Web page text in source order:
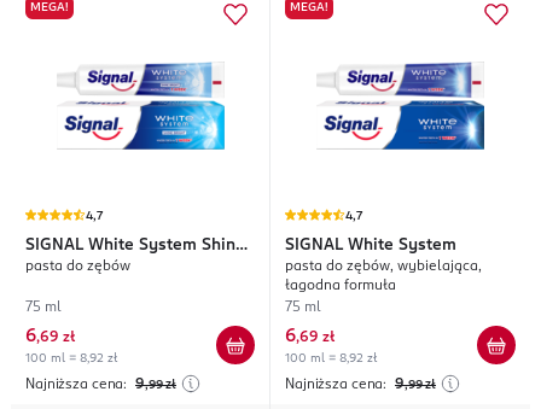
MEGA!
4,7
SIGNAL White System Shine
Bright
pasta do zębów
75 ml
6,69 zł
100 ml = 8,92 zł
Najniższa cena: 9,99 zł
MEGA!
4,7
SIGNAL White System
pasta do zębów, wybielająca,
łagodna formuła
75 ml
6,69 zł
100 ml = 8,92 zł
Najniższa cena: 9,99 zł